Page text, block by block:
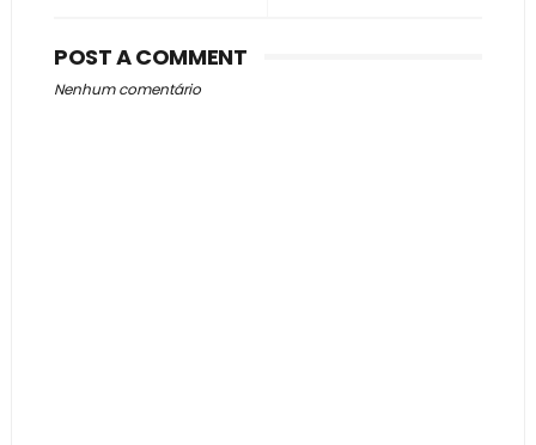
POST A COMMENT
Nenhum comentário